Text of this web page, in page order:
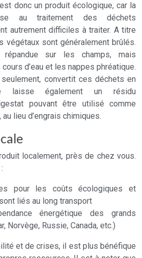
donc un produit écologique, car la
au traitement des déchets
autrement difficiles à traiter. A titre
végétaux sont généralement brûlés.
sur les champs, mais
d’eau et les nappes phréatique.
convertit ces déchets en
laisse également un résidu
pouvant être utilisé comme
lieu d’engrais chimiques.
localement, près de chez vous.
pour les coûts écologiques et
liés au long transport
énergétique des grands
Norvège, Russie, Canada, etc.)
et de crises, il est plus bénéfique